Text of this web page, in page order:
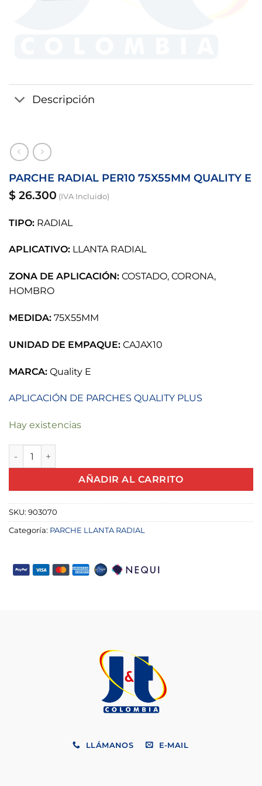
Descripción
PARCHE RADIAL PER10 75X55MM QUALITY E
$ 26.300 (IVA Incluido)
TIPO: RADIAL
APLICATIVO: LLANTA RADIAL
ZONA DE APLICACIÓN: COSTADO, CORONA,
HOMBRO
MEDIDA: 75X55MM
UNIDAD DE EMPAQUE: CAJAX10
MARCA: Quality E
APLICACIÓN DE PARCHES QUALITY PLUS
Hay existencias
PARCHE RADIAL PER10 75X55MM QUALITY E cantidad
AÑADIR AL CARRITO
SKU: 903070
Categoría: PARCHE LLANTA RADIAL
LLÁMANOS E-MAIL